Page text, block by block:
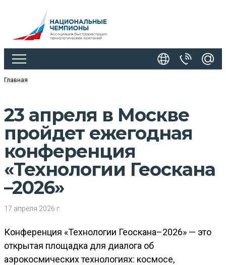
Главная
23 апреля в Москве
пройдет ежегодная
конференция
«Технологии Геоскана
–2026»
17 апреля 2026 г.
Конференция «Технологии Геоскана–2026» — это
открытая площадка для диалога об
аэрокосмических технологиях: космосе,